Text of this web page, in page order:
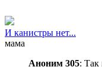
И канистры нет...
мама
Аноним 305: Так